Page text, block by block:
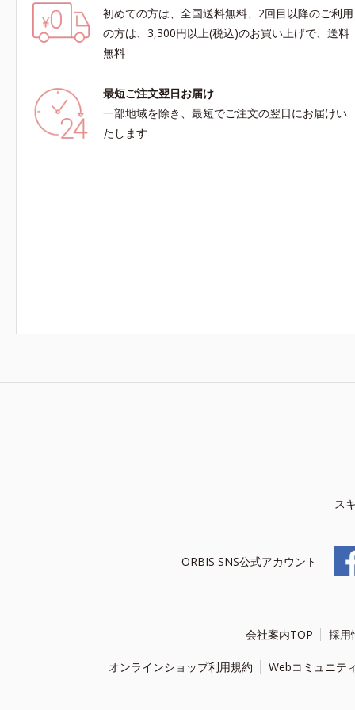
初めての方は、全国送料無料、2回目以降のご利用
の方は、3,300円以上(税込)のお買い上げで、送料
無料
最短ご注文翌日お届け
一部地域を除き、最短でご注文の翌日にお届けい
たします
ス
ORBIS SNS公式アカウント
会社案内TOP 採用
オンラインショップ利用規約 Webコミュニテ